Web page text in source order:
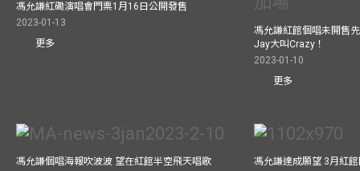
馮允謙紅磡演唱會門票1月16日公開發售
2023-01-13
更多
馮允謙紅館個唱未開售
Jay大叫Crazy！
2023-01-10
更多
馮允謙個唱海報吹波波 望在紅館半空飛天唱歌
馮允謙達成願望 3月紅